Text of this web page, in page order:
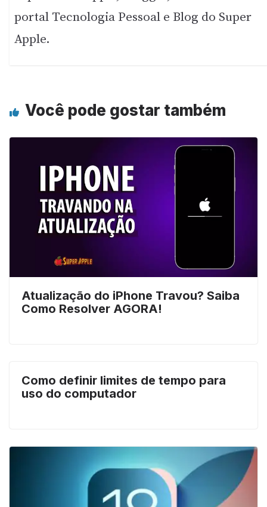
portal Tecnologia Pessoal e Blog do Super
Apple.
Você pode gostar também
Atualização do iPhone Travou? Saiba
Como Resolver AGORA!
Como definir limites de tempo para
uso do computador